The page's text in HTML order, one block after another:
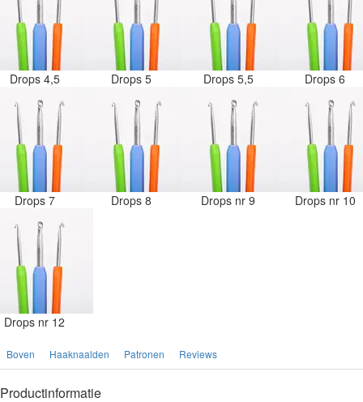
Drops 4,5 Drops 5 Drops 5,5 Drops 6
Drops 7 Drops 8 Drops nr 9 Drops nr 10
Drops nr 12
Boven Haaknaalden Patronen Reviews
Productinformatie